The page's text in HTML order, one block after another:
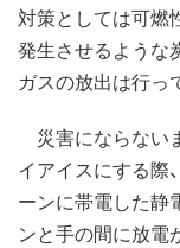
対策としては可燃
発生させるような
ガスの放出は行っ
災害にならない
イアイスにする際
ーンに帯電した静
ンと手の間に放電